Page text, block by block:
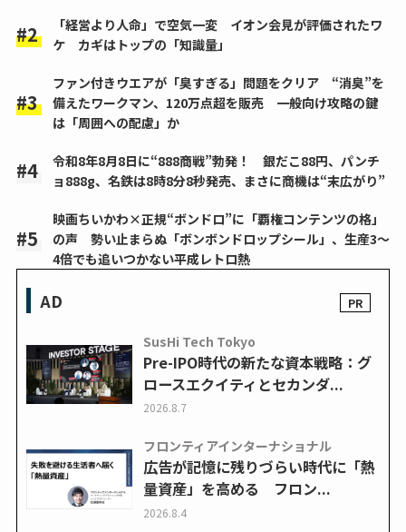
「経営より人命」で空気一変 イオン会見が評価されたワ
ケ カギはトップの「知識量」
ファン付きウエアが「臭すぎる」問題をクリア “消臭”を
備えたワークマン、120万点超を販売 一般向け攻略の鍵
は「周囲への配慮」か
令和8年8月8日に“888商戦”勃発！ 銀だこ88円、パンチ
ョ888g、名鉄は8時8分8秒発売、まさに商機は“末広がり”
映画ちいかわ×正規“ボンドロ”に「覇権コンテンツの格」
の声 勢い止まらぬ「ボンボンドロップシール」、生産3～
4倍でも追いつかない平成レトロ熱
AD
SusHi Tech Tokyo
Pre-IPO時代の新たな資本戦略：グ
ロースエクイティとセカンダ...
2026.8.7
フロンティアインターナショナル
広告が記憶に残りづらい時代に「熱
量資産」を高める フロン...
2026.8.4